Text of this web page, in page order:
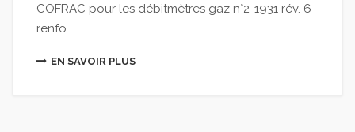
COFRAC pour les débitmètres gaz n°2-1931 rév. 6
renfo...
EN SAVOIR PLUS